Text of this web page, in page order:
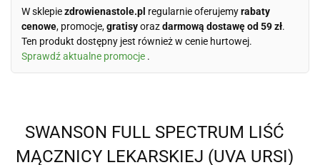
W sklepiezdrowienastole.pl regularnie oferujemyrabaty
cenowe, promocje,gratisyorazdarmową dostawę od 59 zł.
Ten produkt dostępny jest również w cenie hurtowej.
Sprawdź aktualne promocje .
SWANSON FULL SPECTRUM LIŚĆ
MĄCZNICY LEKARSKIEJ (UVA URSI)